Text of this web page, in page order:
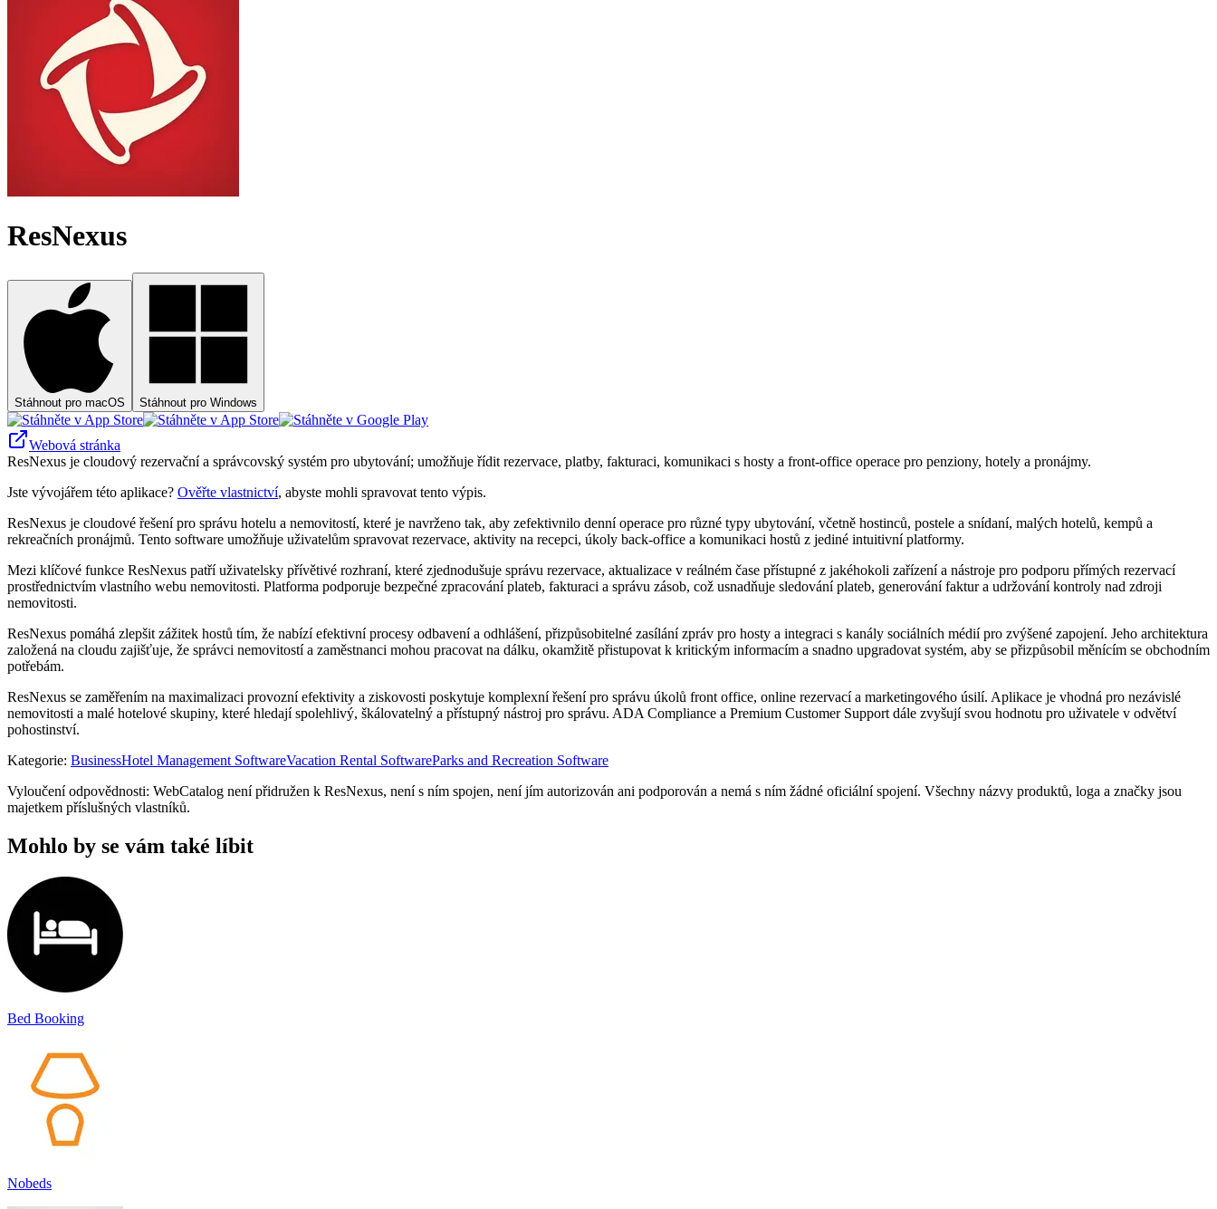
ResNexus
Stáhnout pro macOS Stáhnout pro Windows
Webová stránka
ResNexus je cloudový rezervační a správcovský systém pro ubytování; umožňuje řídit rezervace, platby, fakturaci, komunikaci s hosty a front‑office operace pro penziony, hotely a pronájmy.
Jste vývojářem této aplikace? Ověřte vlastnictví, abyste mohli spravovat tento výpis.
ResNexus je cloudové řešení pro správu hotelu a nemovitostí, které je navrženo tak, aby zefektivnilo denní operace pro různé typy ubytování, včetně hostinců, postele a snídaní, malých hotelů, kempů a
rekreačních pronájmů. Tento software umožňuje uživatelům spravovat rezervace, aktivity na recepci, úkoly back-office a komunikaci hostů z jediné intuitivní platformy.
Mezi klíčové funkce ResNexus patří uživatelsky přívětivé rozhraní, které zjednodušuje správu rezervace, aktualizace v reálném čase přístupné z jakéhokoli zařízení a nástroje pro podporu přímých rezervací
prostřednictvím vlastního webu nemovitosti. Platforma podporuje bezpečné zpracování plateb, fakturaci a správu zásob, což usnadňuje sledování plateb, generování faktur a udržování kontroly nad zdroji
nemovitosti.
ResNexus pomáhá zlepšit zážitek hostů tím, že nabízí efektivní procesy odbavení a odhlášení, přizpůsobitelné zasílání zpráv pro hosty a integraci s kanály sociálních médií pro zvýšené zapojení. Jeho architektura
založená na cloudu zajišťuje, že správci nemovitostí a zaměstnanci mohou pracovat na dálku, okamžitě přistupovat k kritickým informacím a snadno upgradovat systém, aby se přizpůsobil měnícím se obchodním
potřebám.
ResNexus se zaměřením na maximalizaci provozní efektivity a ziskovosti poskytuje komplexní řešení pro správu úkolů front office, online rezervací a marketingového úsilí. Aplikace je vhodná pro nezávislé
nemovitosti a malé hotelové skupiny, které hledají spolehlivý, škálovatelný a přístupný nástroj pro správu. ADA Compliance a Premium Customer Support dále zvyšují svou hodnotu pro uživatele v odvětví
pohostinství.
Kategorie: BusinessHotel Management SoftwareVacation Rental SoftwareParks and Recreation Software
Vyloučení odpovědnosti: WebCatalog není přidružen k ResNexus, není s ním spojen, není jím autorizován ani podporován a nemá s ním žádné oficiální spojení. Všechny názvy produktů, loga a značky jsou
majetkem příslušných vlastníků.
Mohlo by se vám také líbit
Bed Booking
Nobeds